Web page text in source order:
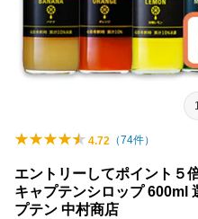
4.72 （74件）
エントリーしてポイント５
キャプテンシロップ 600ml
プテン 中村商店